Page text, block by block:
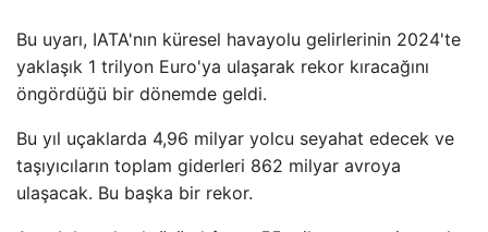
Bu uyarı, IATA'nın küresel havayolu gelirlerinin 2024'te
yaklaşık 1 trilyon Euro'ya ulaşarak rekor kıracağını
öngördüğü bir dönemde geldi.
Bu yıl uçaklarda 4,96 milyar yolcu seyahat edecek ve
taşıyıcıların toplam giderleri 862 milyar avroya
ulaşacak. Bu başka bir rekor.